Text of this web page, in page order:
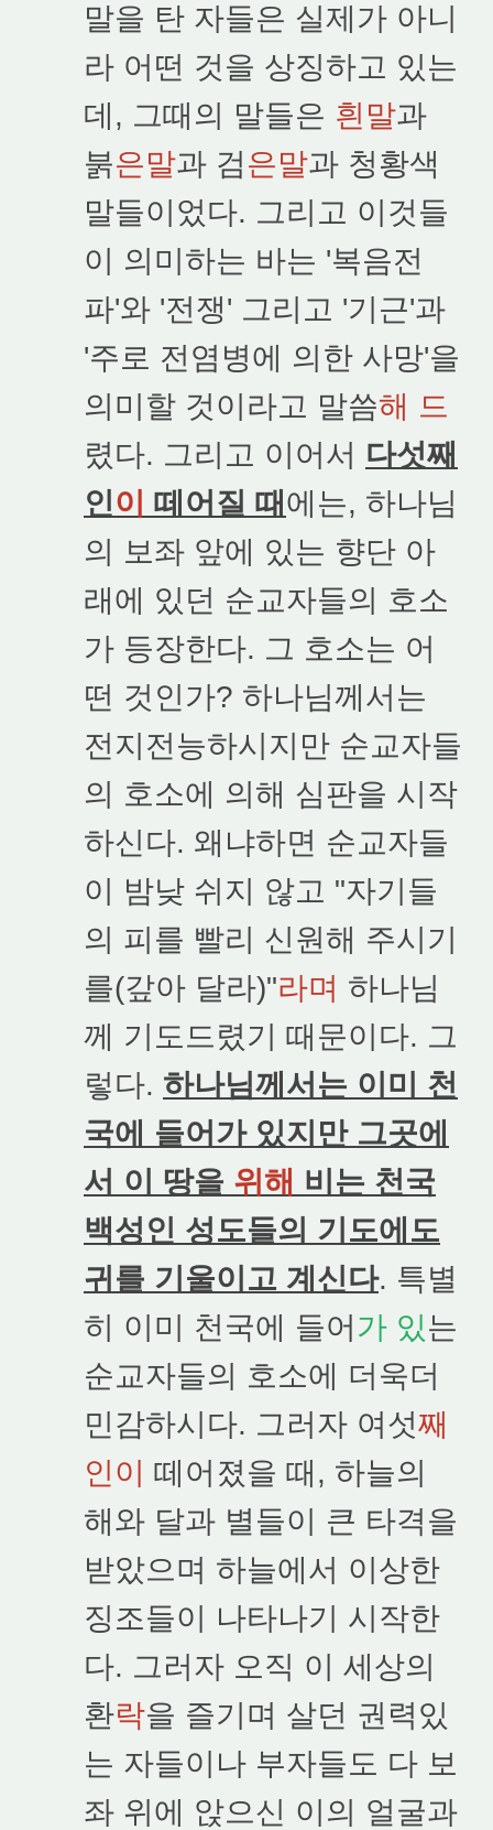
말을 탄 자들은 실제가 아니
라 어떤 것을 상징하고 있는
데, 그때의 말들은 흰말과
붉은말과 검은말과 청황색
말들이었다. 그리고 이것들
이 의미하는 바는 '복음전
파'와 '전쟁' 그리고 '기근'과
'주로 전염병에 의한 사망'을
의미할 것이라고 말씀해 드
렸다. 그리고 이어서 다섯째
인이 떼어질 때 에는, 하나님
의 보좌 앞에 있는 향단 아
래에 있던 순교자들의 호소
가 등장한다. 그 호소는 어
떤 것인가? 하나님께서는
전지전능하시지만 순교자들
의 호소에 의해 심판을 시작
하신다. 왜냐하면 순교자들
이 밤낮 쉬지 않고 "자기들
의 피를 빨리 신원해 주시기
를(갚아 달라)"라며 하나님
께 기도드렸기 때문이다. 그
렇다. 하나님께서는 이미 천
국에 들어가 있지만 그곳에
서 이 땅을 위해 비는 천국
백성인 성도들의 기도에도
귀를 기울이고 계신다. 특별
히 이미 천국에 들어 가 있는
순교자들의 호소에 더욱더
민감하시다. 그러자 여섯째
인이
떼어졌을 때, 하늘의
해와 달과 별들이 큰 타격을
받았으며 하늘에서 이상한
징조들이 나타나기 시작한
다. 그러자 오직 이 세상의
환락을 즐기며 살던 권력있
는 자들이나 부자들도 다 보
좌 위에 앉으신 이의 얼굴과